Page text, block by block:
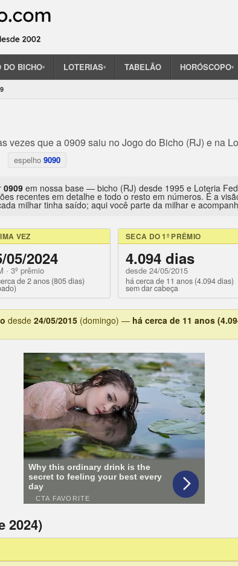
DO BICHO▾ LOTERIAS▾ TABELÃO HORÓSCOPO▾
vezes que a 0909 saiu no Jogo do Bicho (RJ) e na
espelho 9090
0909 em nossa base — bicho (RJ) desde 1995 e Loteria
recentes em detalhe e todo o resto em números. É a
milhar tinha saído; aqui você parte da milhar e
VEZ
05/2024
· 3º prêmio
de 2 anos (805 dias)
SECA DO 1º PRÊMIO
4.094 dias
desde 24/05/2015
há cerca de 11 anos (4.094 dias)
sem dar cabeça
desde 24/05/2015 (domingo) — há cerca de 11 anos
2024)